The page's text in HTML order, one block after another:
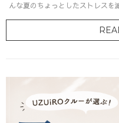
んな夏のちょっとしたストレスを